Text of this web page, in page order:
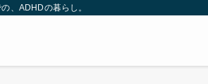
、ADHDの暮らし。